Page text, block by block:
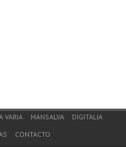
VARIA MANSALVA
DIGITALIA
CONTACTO